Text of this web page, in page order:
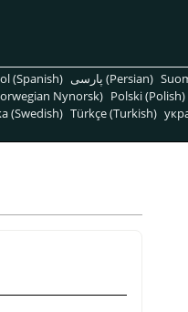
(Spanish) پارسی (Persian)
Nynorsk) Polski (Polish)
(Swedish) Türkçe (Turkish)